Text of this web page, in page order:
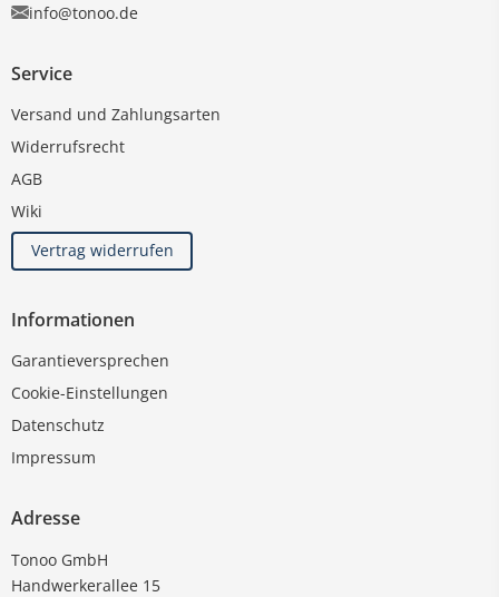
info@tonoo.de
Service
Versand und Zahlungsarten
Widerrufsrecht
AGB
Wiki
Vertrag widerrufen
Informationen
Garantieversprechen
Cookie-Einstellungen
Datenschutz
Impressum
Adresse
Tonoo GmbH
Handwerkerallee 15